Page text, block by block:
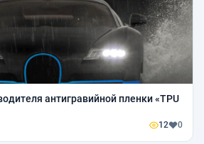
антигравийной пленки «TPU
12 0